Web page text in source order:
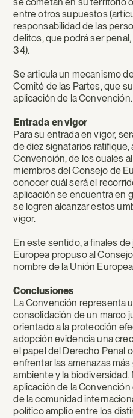
entre otros supuestos
responsabilidad de las
delitos, que podrá ser
34).
Se articula un mecanismo
Comité de las Partes, que
aplicación de la Convención.
Entrada en vigor
Para su entrada en vigor,
de diez signatarios
Convención, de los cuales
miembros del Consejo de
conocer cuál será el
aplicación se encuentra en
se logren alcanzar estos
vigor.
En este sentido, a finales
Europea propuso al
nombre de la Unión
Conclusiones
La Convención representa
consolidación de un marco
orientado a la protección
adopción evidencia una
el papel del Derecho Penal
enfrentar las amenazas
ambiente y la biodiversidad.
aplicación de la
de la comunidad
político amplio entre los